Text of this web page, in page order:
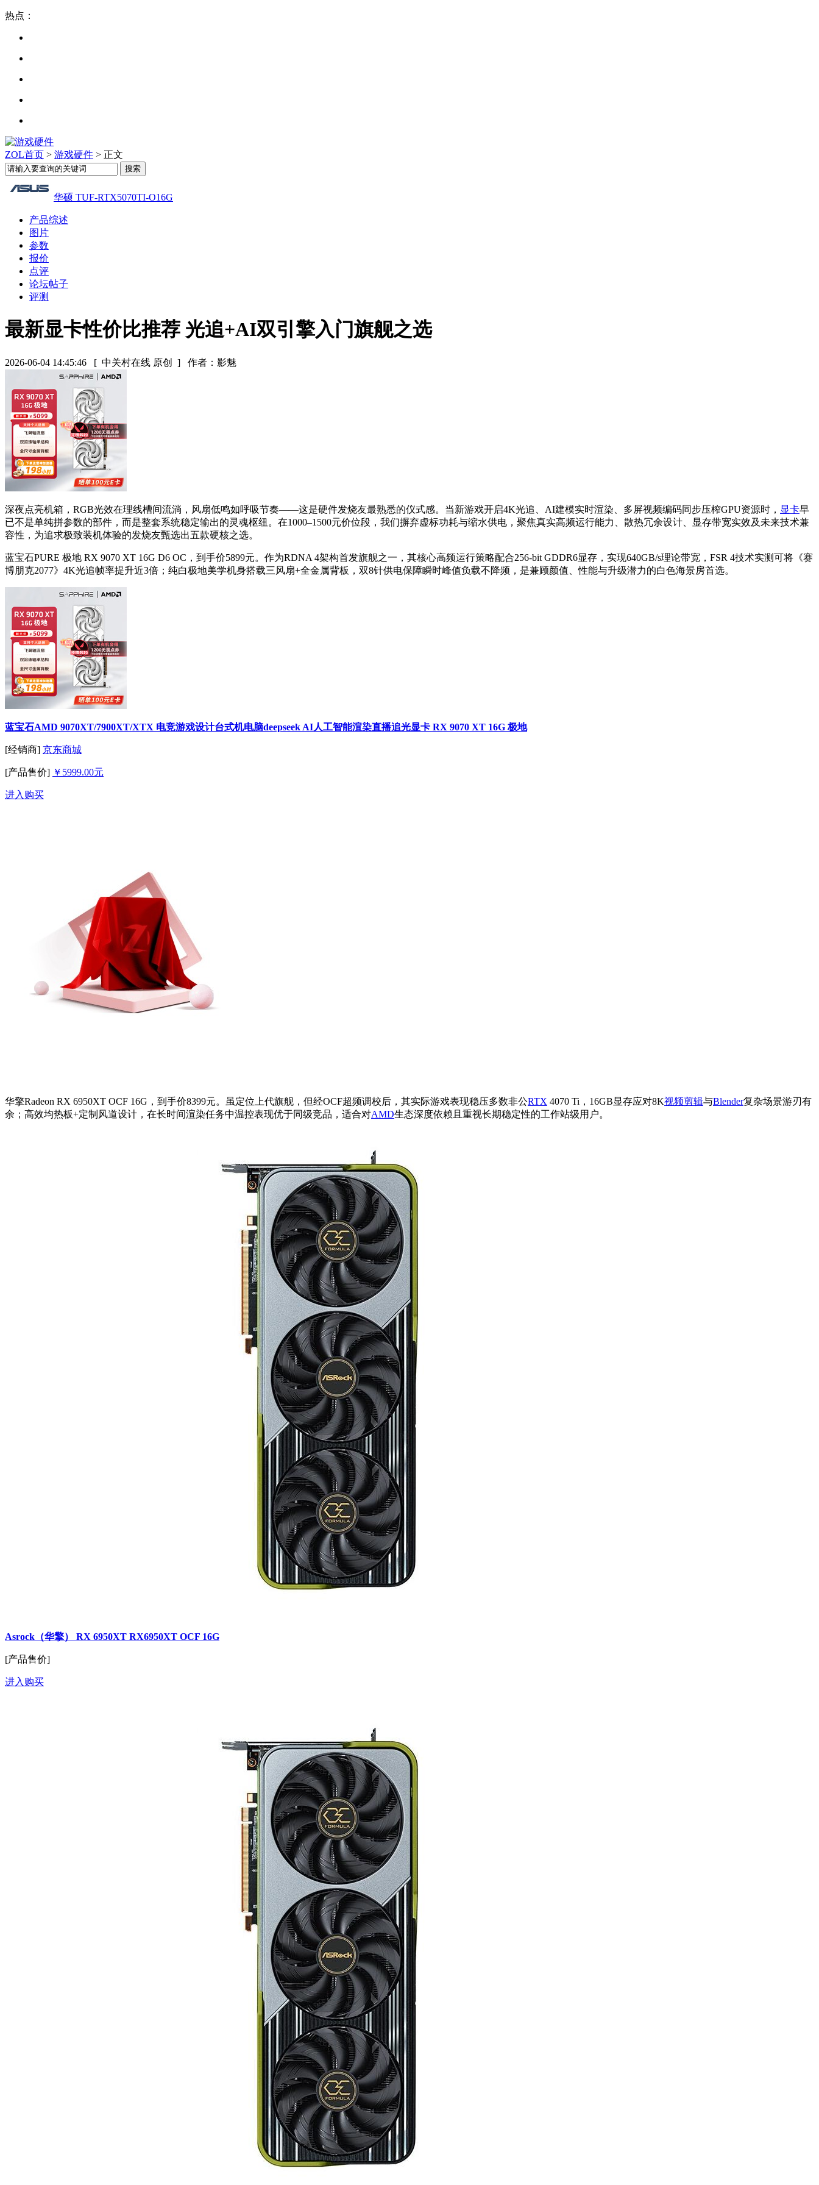
热点：
ZOL首页 > 游戏硬件 > 正文
华硕 TUF-RTX5070TI-O16G
产品综述
图片
参数
报价
点评
论坛帖子
评测
最新显卡性价比推荐 光追+AI双引擎入门旗舰之选
2026-06-04 14:45:46 [ 中关村在线 原创 ] 作者：影魅
深夜点亮机箱，RGB光效在理线槽间流淌，风扇低鸣如呼吸节奏——这是硬件发烧友最熟悉的仪式感。当新游戏开启4K光追、AI建模实时渲染、多屏视频编码同步压榨GPU资源时， 显卡早
已不是单纯拼参数的部件，而是整套系统稳定输出的灵魂枢纽。在1000–1500元价位段，我们摒弃虚标功耗与缩水供电，聚焦真实高频运行能力、散热冗余设计、显存带宽实效及未来技术兼
容性，为追求极致装机体验的发烧友甄选出五款硬核之选。
蓝宝石PURE 极地 RX 9070 XT 16G D6 OC，到手价5899元。作为RDNA 4架构首发旗舰之一，其核心高频运行策略配合256-bit GDDR6显存，实现640GB/s理论带宽，FSR 4技术实测可将《赛
博朋克2077》4K光追帧率提升近3倍；纯白极地美学机身搭载三风扇+全金属背板，双8针供电保障瞬时峰值负载不降频，是兼顾颜值、性能与升级潜力的白色海景房首选。
蓝宝石AMD 9070XT/7900XT/XTX 电竞游戏设计台式机电脑deepseek AI人工智能渲染直播追光显卡 RX 9070 XT 16G 极地
[经销商] 京东商城
[产品售价] ￥5999.00元
进入购买
华擎Radeon RX 6950XT OCF 16G，到手价8399元。虽定位上代旗舰，但经OCF超频调校后，其实际游戏表现稳压多数非公RTX 4070 Ti，16GB显存应对8K视频剪辑与Blender复杂场景游刃有
余；高效均热板+定制风道设计，在长时间渲染任务中温控表现优于同级竞品，适合对AMD生态深度依赖且重视长期稳定性的工作站级用户。
Asrock（华擎） RX 6950XT RX6950XT OCF 16G
[产品售价]
进入购买